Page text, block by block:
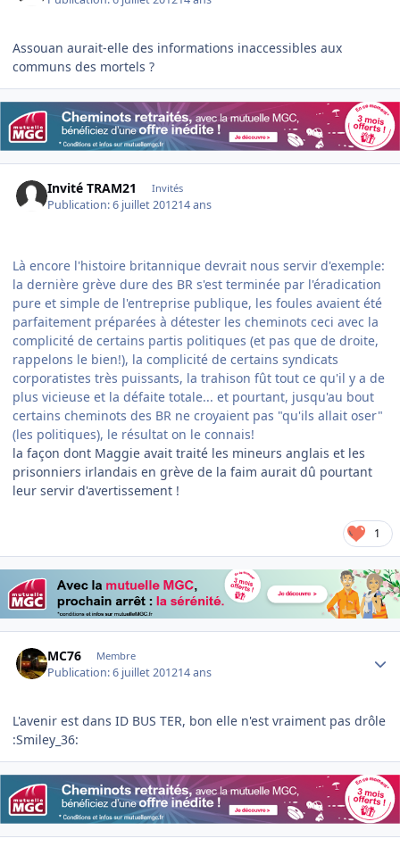
Assouan aurait-elle des informations inaccessibles aux
communs des mortels ?
Invité TRAM21 Invités
Publication:6 juillet 201214 ans
Là encore l'histoire britannique devrait nous servir d'exemple:
la dernière grève dure des BR s'est terminée par l'éradication
pure et simple de l'entreprise publique, les foules avaient été
parfaitement préparées à détester les cheminots ceci avec la
complicité de certains partis politiques (et pas que de droite,
rappelons le bien!), la complicité de certains syndicats
corporatistes très puissants, la trahison fût tout ce qu'il y a de
plus vicieuse et la défaite totale... et pourtant, jusqu'au bout
certains cheminots des BR ne croyaient pas "qu'ils allait oser"
(les politiques), le résultat on le connais!
la façon dont Maggie avait traité les mineurs anglais et les
prisonniers irlandais en grève de la faim aurait dû pourtant
leur servir d'avertissement !
1
MC76 Membre
Publication:6 juillet 201214 ans
L'avenir est dans ID BUS TER, bon elle n'est vraiment pas drôle
:Smiley_36: